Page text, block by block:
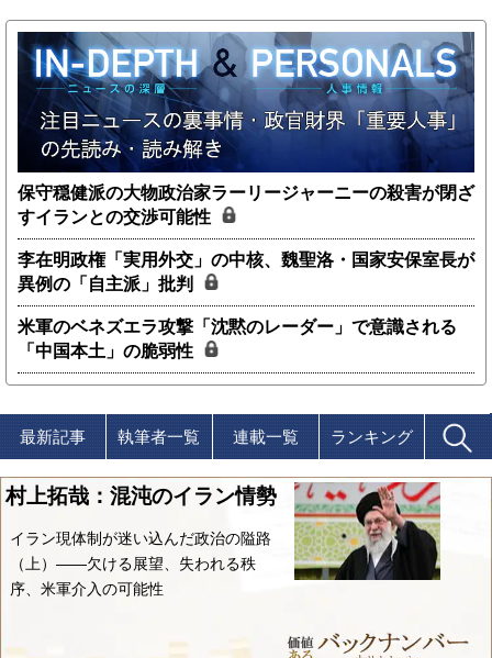
保守穏健派の大物政治家ラーリージャーニーの殺害が閉ざ
すイランとの交渉可能性
李在明政権「実用外交」の中核、魏聖洛・国家安保室長が
異例の「自主派」批判
米軍のベネズエラ攻撃「沈黙のレーダー」で意識される
「中国本土」の脆弱性
最新記事 執筆者一覧 連載一覧 ランキング
村上拓哉：混沌のイラン情勢
イラン現体制が迷い込んだ政治の隘路
（上）――欠ける展望、失われる秩
序、米軍介入の可能性